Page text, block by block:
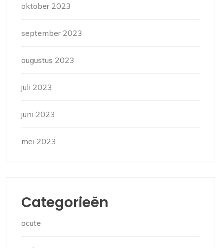
oktober 2023
september 2023
augustus 2023
juli 2023
juni 2023
mei 2023
Categorieën
acute